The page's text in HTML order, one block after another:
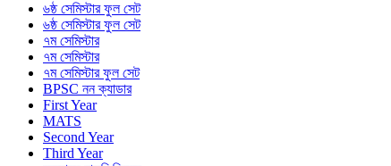
৬ষ্ঠ সেমিস্টার ফুল সেট
৬ষ্ঠ সেমিস্টার ফুল সেট
৭ম সেমিস্টার
৭ম সেমিস্টার
৭ম সেমিস্টার ফুল সেট
BPSC নন ক্যাডার
First Year
MATS
Second Year
Third Year